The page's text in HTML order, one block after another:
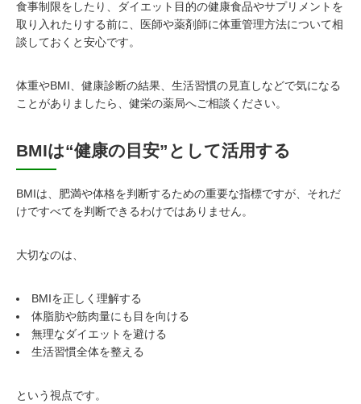
食事制限をしたり、ダイエット目的の健康食品やサプリメントを
取り入れたりする前に、医師や薬剤師に体重管理方法について相
談しておくと安心です。
体重やBMI、健康診断の結果、生活習慣の見直しなどで気になる
ことがありましたら、健栄の薬局へご相談ください。
BMIは“健康の目安”として活用する
BMIは、肥満や体格を判断するための重要な指標ですが、それだ
けですべてを判断できるわけではありません。
大切なのは、
BMIを正しく理解する
体脂肪や筋肉量にも目を向ける
無理なダイエットを避ける
生活習慣全体を整える
という視点です。